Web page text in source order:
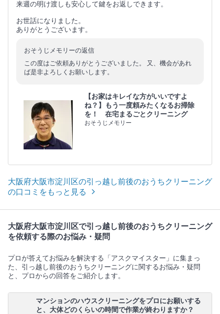
来週の明け渡しも安心して鍵をお返しできます。
お世話になりました。
ありがとうございます。
おそうじメモリーの返信
この度はご依頼ありがとうございました。 又、機会があれ
ば是非よろしくお願いします。
【お家はキレイな方がいいですよ
ね？】もう一度頼みたくなるお掃除
を！ 在宅まるごとクリーニング
おそうじメモリー
大阪府大阪市淀川区の引っ越し前後のおうちクリーニング
の口コミをもっと見る
大阪府大阪市淀川区で引っ越し前後のおうちクリーニング
を依頼する際のお悩み・疑問
プロが答えてお悩みを解決する「アスクマイスター」に集まっ
た、引っ越し前後のおうちクリーニングに関するお悩み・疑問
と、プロからの回答をご紹介します。
マンションのハウスクリーニングをプロにお願いする
と、大体どのくらいの時間で作業が終わりますか？